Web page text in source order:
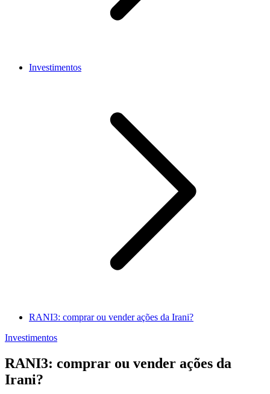
Investimentos
RANI3: comprar ou vender ações da Irani?
Investimentos
RANI3: comprar ou vender ações da
Irani?